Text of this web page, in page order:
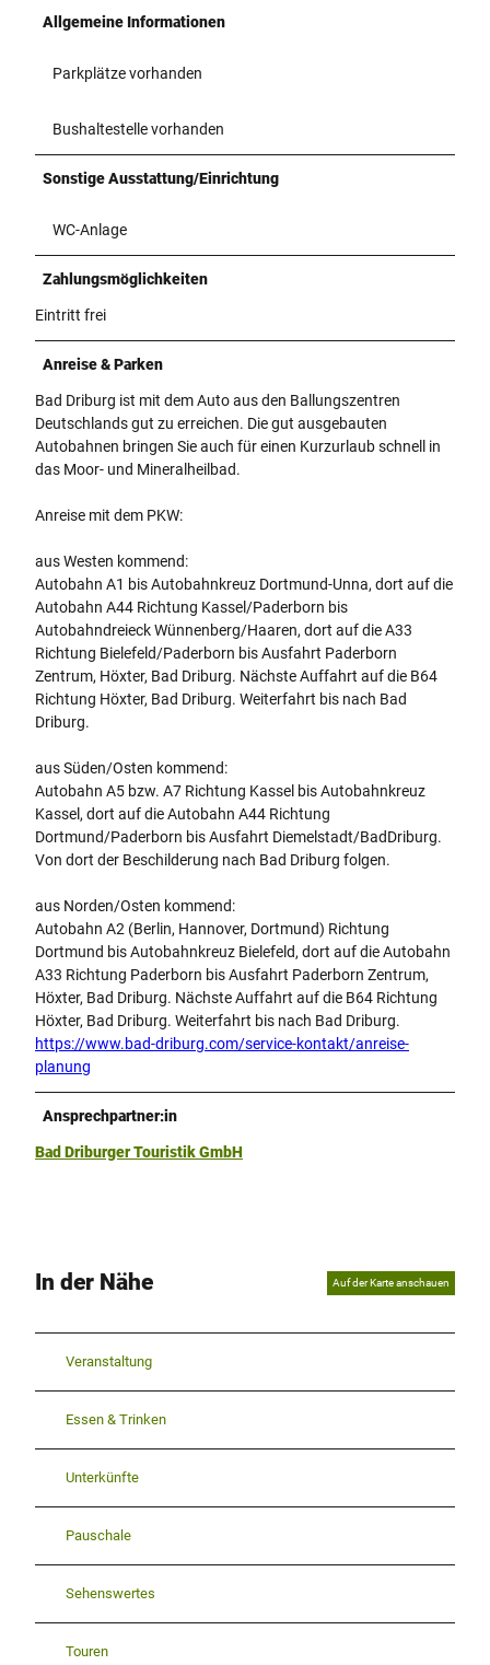
Allgemeine Informationen
Parkplätze vorhanden
Bushaltestelle vorhanden
Sonstige Ausstattung/Einrichtung
WC-Anlage
Zahlungsmöglichkeiten
Eintritt frei
Anreise & Parken
Bad Driburg ist mit dem Auto aus den Ballungszentren
Deutschlands gut zu erreichen. Die gut ausgebauten
Autobahnen bringen Sie auch für einen Kurzurlaub schnell in
das Moor- und Mineralheilbad.
Anreise mit dem PKW:
aus Westen kommend:
Autobahn A1 bis Autobahnkreuz Dortmund-Unna, dort auf die
Autobahn A44 Richtung Kassel/Paderborn bis
Autobahndreieck Wünnenberg/Haaren, dort auf die A33
Richtung Bielefeld/Paderborn bis Ausfahrt Paderborn
Zentrum, Höxter, Bad Driburg. Nächste Auffahrt auf die B64
Richtung Höxter, Bad Driburg. Weiterfahrt bis nach Bad
Driburg.
aus Süden/Osten kommend:
Autobahn A5 bzw. A7 Richtung Kassel bis Autobahnkreuz
Kassel, dort auf die Autobahn A44 Richtung
Dortmund/Paderborn bis Ausfahrt Diemelstadt/BadDriburg.
Von dort der Beschilderung nach Bad Driburg folgen.
aus Norden/Osten kommend:
Autobahn A2 (Berlin, Hannover, Dortmund) Richtung
Dortmund bis Autobahnkreuz Bielefeld, dort auf die Autobahn
A33 Richtung Paderborn bis Ausfahrt Paderborn Zentrum,
Höxter, Bad Driburg. Nächste Auffahrt auf die B64 Richtung
Höxter, Bad Driburg. Weiterfahrt bis nach Bad Driburg.
https://www.bad-driburg.com/service-kontakt/anreise-
planung
Ansprechpartner:in
Bad Driburger Touristik GmbH
In der Nähe Auf der Karte anschauen
Veranstaltung
Essen & Trinken
Unterkünfte
Pauschale
Sehenswertes
Touren